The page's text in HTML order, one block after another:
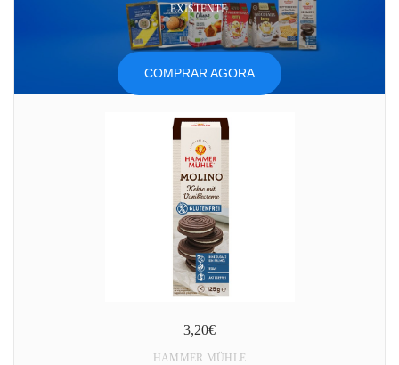
DIETAS ESPECÍFICAS
PRODUTOS MODULARES
GLUTAMINE
EXISTENTE.
COMPRAR AGORA
3,20€
HAMMER MÜHLE